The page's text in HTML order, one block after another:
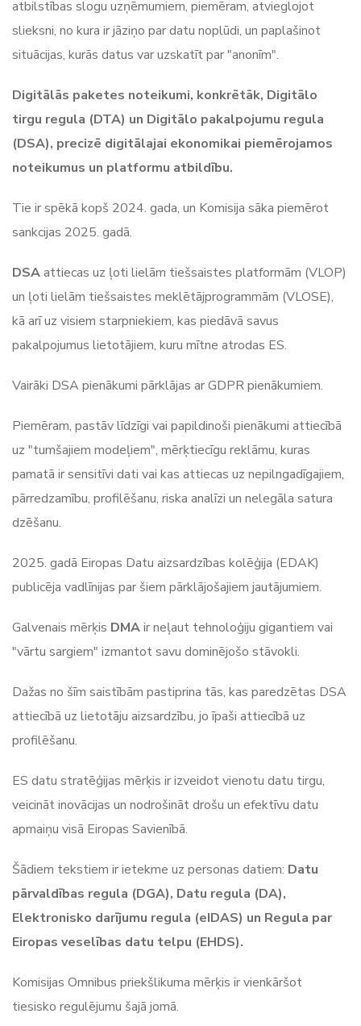
atbilstības slogu uzņēmumiem, piemēram, atvieglojot
slieksni, no kura ir jāziņo par datu noplūdi, un paplašinot
situācijas, kurās datus var uzskatīt par "anonīm".
Digitālās paketes noteikumi, konkrētāk, Digitālo
tirgu regula (DTA) un Digitālo pakalpojumu regula
(DSA), precizē digitālajai ekonomikai piemērojamos
noteikumus un platformu atbildību.
Tie ir spēkā kopš 2024. gada, un Komisija sāka piemērot
sankcijas 2025. gadā.
DSAattiecas uz ļoti lielām tiešsaistes platformām (VLOP)
un ļoti lielām tiešsaistes meklētājprogrammām (VLOSE),
kā arī uz visiem starpniekiem, kas piedāvā savus
pakalpojumus lietotājiem, kuru mītne atrodas ES.
Vairāki DSA pienākumi pārklājas ar GDPR pienākumiem.
Piemēram, pastāv līdzīgi vai papildinoši pienākumi attiecībā
uz "tumšajiem modeļiem", mērķtiecīgu reklāmu, kuras
pamatā ir sensitīvi dati vai kas attiecas uz nepilngadīgajiem,
pārredzamību, profilēšanu, riska analīzi un nelegāla satura
dzēšanu.
2025. gadā Eiropas Datu aizsardzības kolēģija (EDAK)
publicēja vadlīnijas par šiem pārklājošajiem jautājumiem.
Galvenais mērķis DMAir neļaut tehnoloģiju gigantiem vai
"vārtu sargiem" izmantot savu dominējošo stāvokli.
Dažas no šīm saistībām pastiprina tās, kas paredzētas DSA
attiecībā uz lietotāju aizsardzību, jo īpaši attiecībā uz
profilēšanu.
ES datu stratēģijas mērķis ir izveidot vienotu datu tirgu,
veicināt inovācijas un nodrošināt drošu un efektīvu datu
apmaiņu visā Eiropas Savienībā.
Šādiem tekstiem ir ietekme uz personas datiem: Datu
pārvaldības regula (DGA), Datu regula (DA),
Elektronisko darījumu regula (eIDAS) un Regula par
Eiropas veselības datu telpu (EHDS).
Komisijas Omnibus priekšlikuma mērķis ir vienkāršot
tiesisko regulējumu šajā jomā.